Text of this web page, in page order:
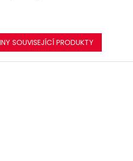
SOUVISEJÍCÍ PRODUKTY